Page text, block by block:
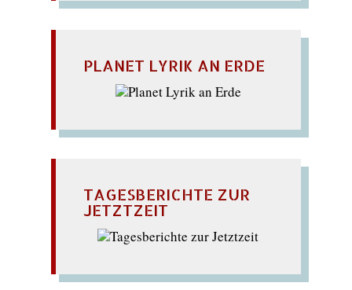
PLANET LYRIK AN ERDE
TAGESBERICHTE ZUR
JETZTZEIT